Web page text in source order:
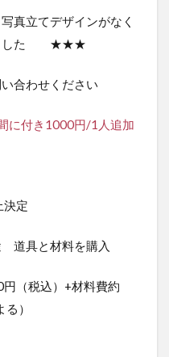
てデザインがなく
ました ★★★
合わせください
に付き1000円/1人追加
定
と材料を購入
（税込）+材料費約
る）